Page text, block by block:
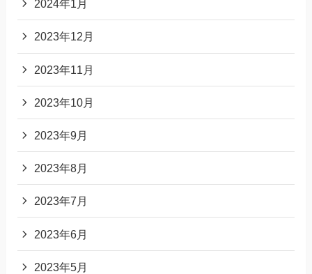
2024年1月
2023年12月
2023年11月
2023年10月
2023年9月
2023年8月
2023年7月
2023年6月
2023年5月